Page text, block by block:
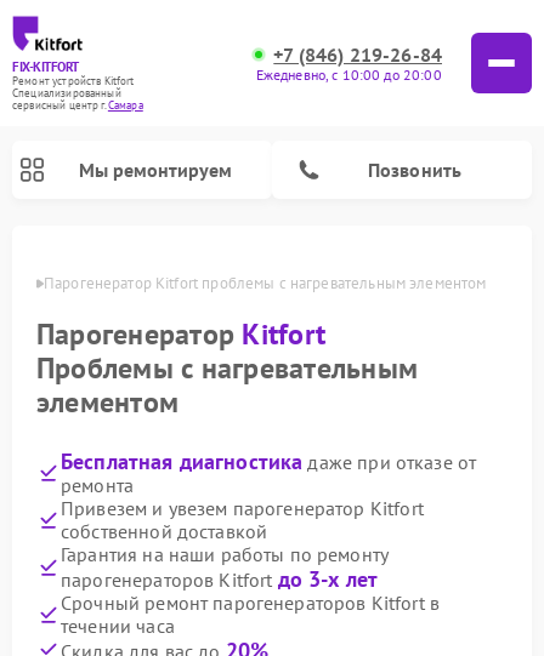
FIX-KITFORT
Ремонт устройств Kitfort
Специализированный
cервисный центр г.Самара
+7 (846) 219-26-84
Ежедневно, с 10:00 до 20:00
Мы ремонтируем Позвонить
Парогенератор Kitfort проблемы с нагревательным элементом
Парогенератор Kitfort
Проблемы с нагревательным
элементом
Бесплатная диагностика даже при отказе от
ремонта
Привезем и увезем парогенератор Kitfort
собственной доставкой
Гарантия на наши работы по ремонту
парогенераторов Kitfort до 3-х лет
Срочный ремонт парогенераторов Kitfort в
течении часа
Скидка для вас до